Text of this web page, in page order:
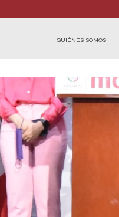
QUIÉNES SOMOS